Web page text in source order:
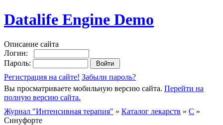
Datalife Engine Demo
Описание сайта
Логин:
Пароль:
Регистрация на сайте! Забыли пароль?
Вы просматриваете мобильную версию сайта. Перейти на
полную версию сайта.
Журнал "Интенсивная терапия" » Каталог лекарств » C »
Синуфорте